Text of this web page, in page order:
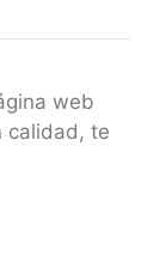
web
calidad, te